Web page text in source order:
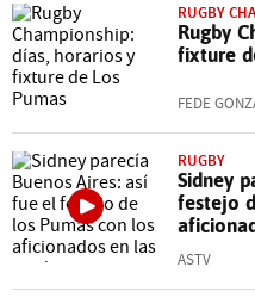
RUGBY
Rugby
fixture
FEDE
RUGBY
Sidney
festejo
ASTV